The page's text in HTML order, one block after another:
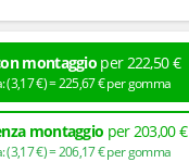
montaggio per 222,50 €
+ Ecotassa: (3,17€ ) =225,67€per gomma
montaggio per 203,00 €
+ Ecotassa: (3,17€ ) =206,17€per gomma